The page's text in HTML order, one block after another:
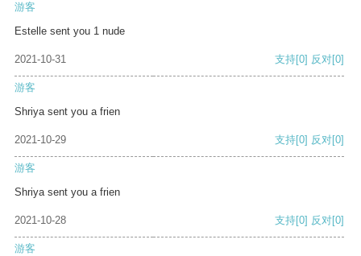
游客
Estelle sent you 1 nude
2021-10-31 支持[0] 反对[0]
游客
Shriya sent you a frien
2021-10-29 支持[0] 反对[0]
游客
Shriya sent you a frien
2021-10-28 支持[0] 反对[0]
游客